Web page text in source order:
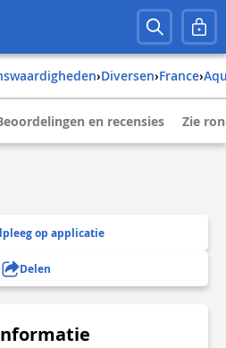
› Diversen› france›
en recensies Zie
op applicatie
Delen